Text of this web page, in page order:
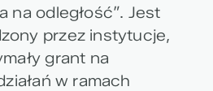
na odległość”. Jest
przez instytucje,
grant na
w ramach